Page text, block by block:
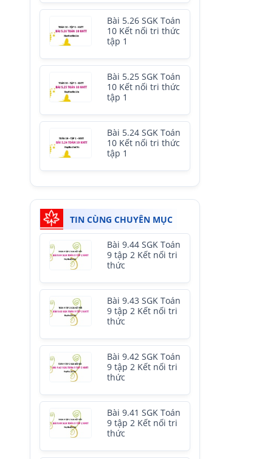
Bài 5.26 SGK Toán
10 Kết nối tri thức
tập 1
Bài 5.25 SGK Toán
10 Kết nối tri thức
tập 1
Bài 5.24 SGK Toán
10 Kết nối tri thức
tập 1
TIN CÙNG CHUYÊN MỤC
Bài 9.44 SGK Toán
9 tập 2 Kết nối tri
thức
Bài 9.43 SGK Toán
9 tập 2 Kết nối tri
thức
Bài 9.42 SGK Toán
9 tập 2 Kết nối tri
thức
Bài 9.41 SGK Toán
9 tập 2 Kết nối tri
thức